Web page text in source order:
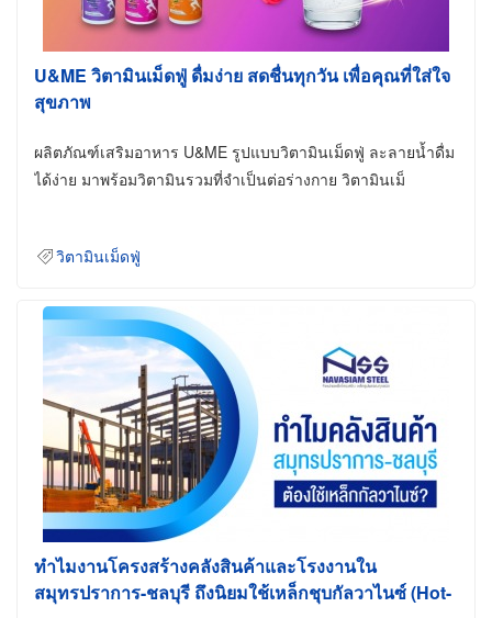
U&ME วิตามินเม็ดฟู่ ดื่มง่าย สดชื่นทุกวัน เพื่อคุณที่ใส่ใจ
สุขภาพ
ผลิตภัณฑ์เสริมอาหาร U&ME รูปแบบวิตามินเม็ดฟู่ ละลายน้ำดื่ม
ได้ง่าย มาพร้อมวิตามินรวมที่จำเป็นต่อร่างกาย วิตามินเม็
วิตามินเม็ดฟู่
ทำไมงานโครงสร้างคลังสินค้าและโรงงานใน
สมุทรปราการ-ชลบุรี ถึงนิยมใช้เหล็กชุบกัลวาไนซ์ (Hot-